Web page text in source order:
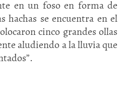
en un foso en forma de
hachas se encuentra en el
cinco grandes ollas
aludiendo a la lluvia que